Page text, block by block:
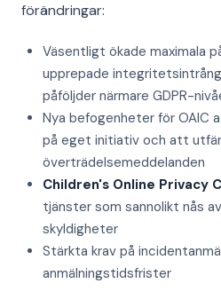
förändringar:
Väsentligt ökade maximala
upprepade
påföljder närmare GDPR-
Nya befogenheter för OAIC
på eget initiativ och att
överträdelsemeddelanden
Children's Online Privacy
tjänster som sannolikt nås
skyldigheter
Stärkta krav på
anmälningstidsfrister